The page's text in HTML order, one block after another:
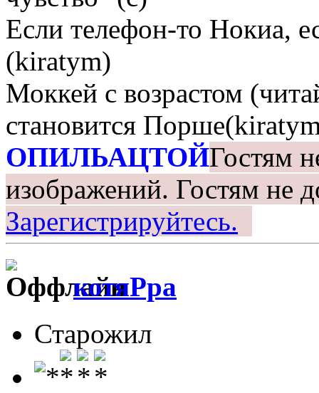
Если телефон-то Нокиа,
(kiratym)
Моккей с возрастом
становится
ОПИЛЬАЦТОЙГостям
изображений. Гостям не
Зарегистрируйтесь.
котяРра
Старожил